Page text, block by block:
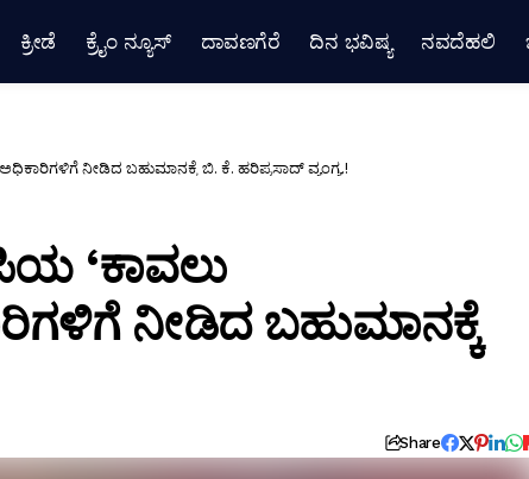
ಕ್ರೀಡೆ ಕ್ರೈಂ ನ್ಯೂಸ್ ದಾವಣಗೆರೆ ದಿನ ಭವಿಷ್ಯ ನವದೆಹಲಿ
ನೀಡಿದ ಬಹುಮಾನಕ್ಕೆ ಬಿ. ಕೆ. ಹರಿಪ್ರಸಾದ್ ವ್ಯಂಗ್ಯ.!
‘ಕಾವಲು
ನೀಡಿದ ಬಹುಮಾನಕ್ಕೆ
Share